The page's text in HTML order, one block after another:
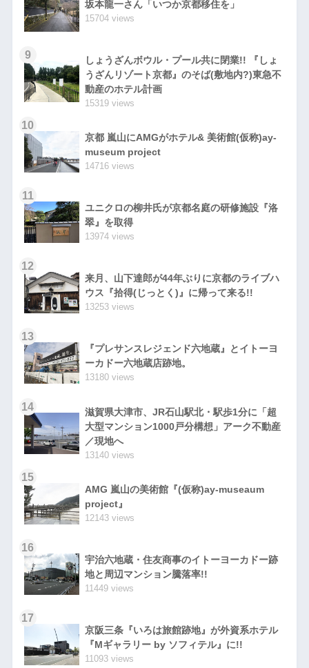
坂本龍一さん「いつか京都移住を」
15704 views
9
しょうざんボウル・プール共に閉業!! 『しょ
うざんリゾート京都』のそば(敷地内?)東急不
動産のホテル計画
15319 views
10
京都 嵐山にAMGがホテル& 美術館(仮称)ay-
museum project
14716 views
11
ユニクロの柳井氏が京都名庭の研修施設『洛
翠』を取得
13974 views
12
来月、山下達郎が44年ぶりに京都のライブハ
ウス『拾得(じっとく)』に帰って来る!!
13253 views
13
『プレサンスレジェンド六地蔵』とイトーヨ
ーカドー六地蔵店跡地。
13180 views
14
滋賀県大津市、JR石山駅北・駅歩1分に「超
大型マンション1000戸分構想」アーク不動産
／現地へ
13140 views
15
AMG 嵐山の美術館『(仮称)ay-museaum
project』
12143 views
16
宇治六地蔵・住友商事のイトーヨーカドー跡
地と周辺マンション騰落率!!
11449 views
17
京阪三条『いろは旅館跡地』が外資系ホテル
『Mギャラリー by ソフィテル』に!!
11093 views